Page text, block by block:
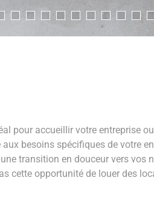
pour accueillir votre entreprise
besoins spécifiques de votre
transition en douceur vers
cette opportunité de louer des